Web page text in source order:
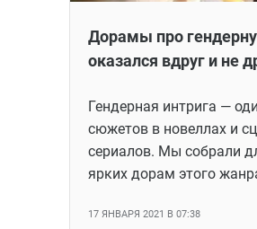
Дорамы про
оказался вдруг и не
Гендерная интрига —
сюжетов в новеллах и
сериалов. Мы собрали
ярких дорам этого
17 ЯНВАРЯ 2021 В 07:38